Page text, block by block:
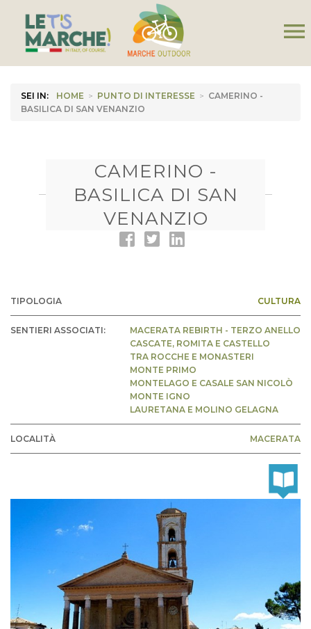
menu
SEI IN: HOME > PUNTO DI INTERESSE > CAMERINO -
BASILICA DI SAN VENANZIO
CAMERINO -
BASILICA DI SAN
VENANZIO
TIPOLOGIA CULTURA
SENTIERI ASSOCIATI:
MACERATA REBIRTH - TERZO ANELLO
CASCATE, ROMITA E CASTELLO
TRA ROCCHE E MONASTERI
MONTE PRIMO
MONTELAGO E CASALE SAN NICOLÒ
MONTE IGNO
LAURETANA E MOLINO GELAGNA
LOCALITÀ MACERATA